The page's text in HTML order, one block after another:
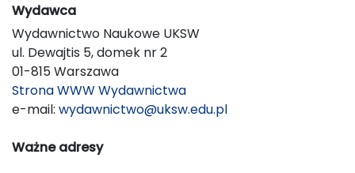
Wydawca
Wydawnictwo Naukowe UKSW
ul. Dewajtis 5, domek nr 2
01-815 Warszawa
Strona WWW Wydawnictwa
e-mail: wydawnictwo@uksw.edu.pl
Ważne adresy